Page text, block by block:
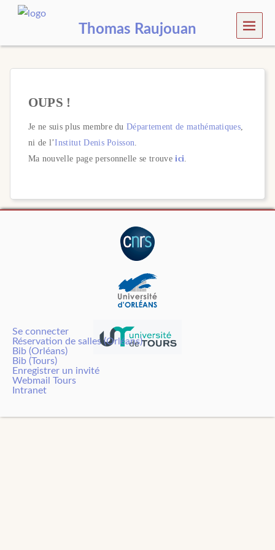
Thomas Raujouan
MEN
U
OUPS !
Je ne suis plus membre duDépartement de mathématiques
ni de l’Institut Denis Poisson
Ma nouvelle page personnelle se trouveici
Se connecter
Réservation de salles (Orléans)
Bib (Orléans)
Bib (Tours)
Enregistrer un invité
Webmail Tours
Intranet